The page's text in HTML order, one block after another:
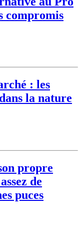
compromis
: les
la nature
propre
de
puces